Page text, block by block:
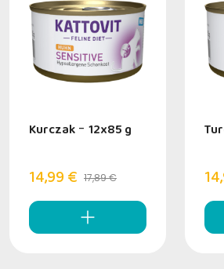
Kurczak - 12x85 g
14,99 € 17,89 €